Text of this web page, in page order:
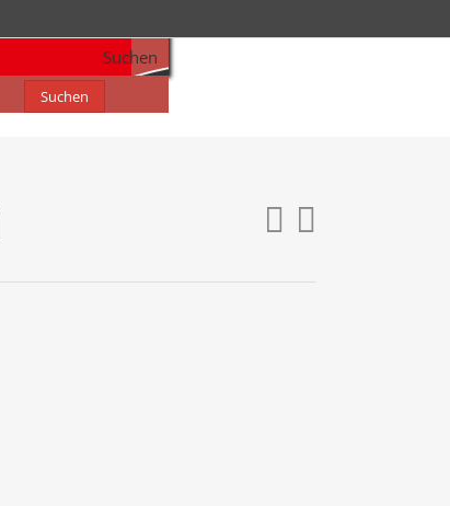
Suchen
Suchen